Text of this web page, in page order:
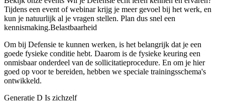
Tijdens een event of webinar krijg je meer gevoel bij het werk, en
kun je natuurlijk al je vragen stellen. Plan dus snel een
kennismaking.Belastbaarheid
Om bij Defensie te kunnen werken, is het belangrijk dat je een
goede fysieke conditie hebt. Daarom is de fysieke keuring een
onmisbaar onderdeel van de sollicitatieprocedure. En om je hier
goed op voor te bereiden, hebben we speciale trainingsschema's
ontwikkeld.
Generatie D Is zichzelf